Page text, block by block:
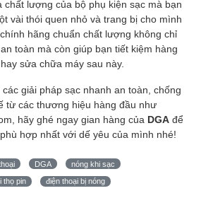
lượng của bộ phụ kiện sạc mà bạn
vài thói quen nhỏ và trang bị cho mình
hãng chuẩn chất lượng không chỉ
toàn mà còn giúp bạn tiết kiệm hàng
sửa chữa máy sau này.
giải pháp sạc nhanh an toàn, chống
từ các thương hiệu hàng đầu như
hãy ghé ngay gian hàng của DGA để
hợp nhất với dế yêu của mình nhé!
DGA nóng khi sạc
thọ pin điện thoại bị nóng